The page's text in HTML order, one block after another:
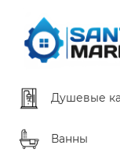
Душевые
Ванны